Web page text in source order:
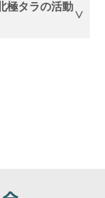
極タラの活動